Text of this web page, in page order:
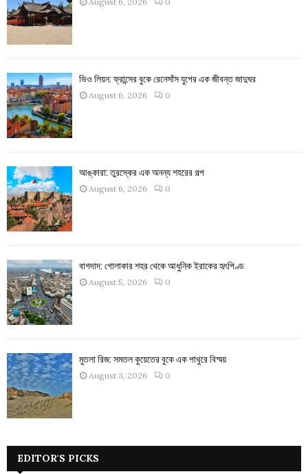
ভিও লিয়ন: ফ্রান্সের বুকে রেনেসাঁস যুগের এক জীবন্ত জাদুঘর
August 6, 2026 0
আঙ্কারা: তুরস্কের এক অনন্য শহরের গল্প
August 6, 2026 0
বাগদাদ: গোলাকার শহর থেকে আধুনিক ইরাকের হৃৎপিণ্ড
August 5, 2026 0
মুতলা রিজ: সমতল কুয়েতের বুকে এক পাথুরে বিস্ময়
August 3, 2026 0
EDITOR'S PICKS